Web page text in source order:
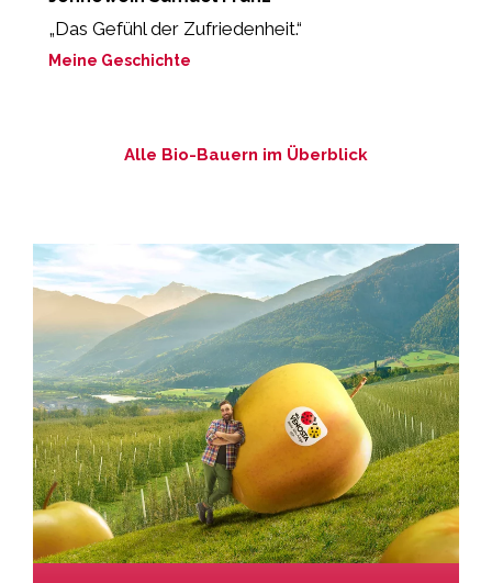
„Das Gefühl der Zufriedenheit.“
Meine Geschichte
Alle Bio-Bauern im Überblick